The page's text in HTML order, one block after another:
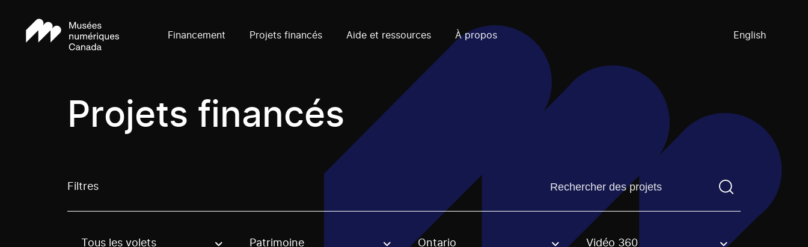
Financement Projets financés Aide et ressources À propos English
Projets financés
Filtres Trouvez un projetVous devez saisir un terme de
Tous les volets Patrimoine Ontario Vidéo 360